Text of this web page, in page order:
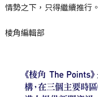
情勢之下，只得繼續推行。
棱角編輯部